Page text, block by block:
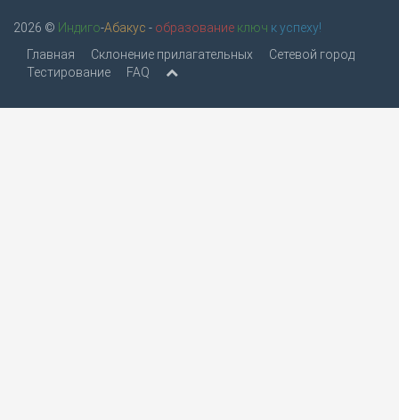
2026 © Индиго-Абакус - образование ключ к успеху!
Главная
Склонение прилагательных
Сетевой город
Тестирование
FAQ